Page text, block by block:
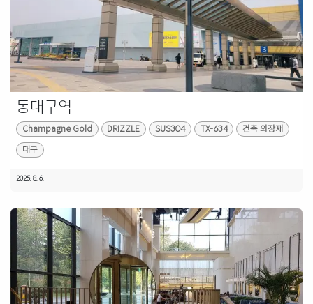
동대구역
Champagne Gold DRIZZLE SUS304 TX-634 건축 외장재
대구
2025. 8. 6.